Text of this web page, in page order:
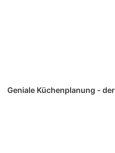
Geniale Küchenplanung -